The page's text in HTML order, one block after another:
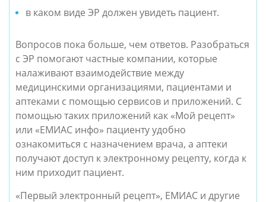
в каком виде ЭР должен увидеть пациент.
Вопросов пока больше, чем ответов. Разобраться
с ЭР помогают частные компании, которые
налаживают взаимодействие между
медицинскими организациями, пациентами и
аптеками с помощью сервисов и приложений. С
помощью таких приложений как «Мой рецепт»
или «ЕМИАС инфо» пациенту удобно
ознакомиться с назначением врача, а аптеки
получают доступ к электронному рецепту, когда к
ним приходит пациент.
«Первый электронный рецепт», ЕМИАС и другие